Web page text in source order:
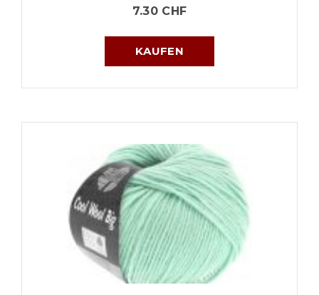
7.30 CHF
KAUFEN